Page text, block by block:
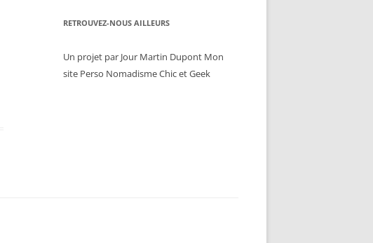
RETROUVEZ-NOUS AILLEURS
Un projet par Jour Martin Dupont Mon
site Perso Nomadisme Chic et Geek